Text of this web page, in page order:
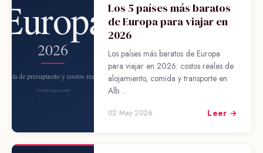
Los 5 países más baratos
de Europa para viajar en
2026
Los países más baratos de Europa
para viajar en 2026: costos reales de
alojamiento, comida y transporte en
Alb…
02 May 2026 Leer →